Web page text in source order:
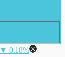
▼ 0.18%